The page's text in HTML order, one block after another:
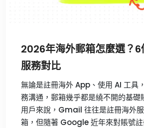
2026年海外郵箱怎麼選？
服務對比
無論是註冊海外 App、使用 AI 工具
務溝通，郵箱幾乎都是繞不開的基礎
用戶來說，Gmail 往往是註冊海外
箱，但隨著 Google 近年來對賬號